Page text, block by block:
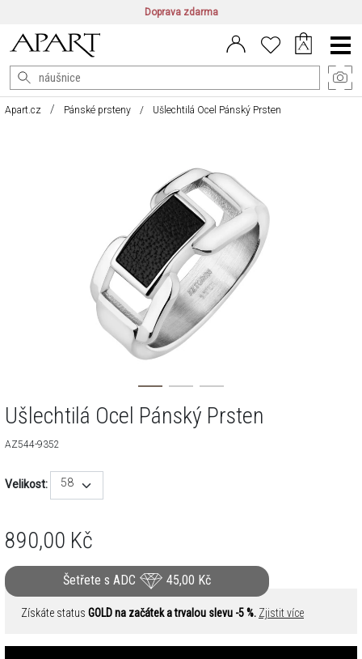
Doprava zdarma
CZ/CZK | EN/EUR PL/PLN
Main
Menu
Apart.cz Pánské prsteny Ušlechtilá Ocel Pánský Prsten
Ušlechtilá Ocel Pánský Prsten
AZ544-9352
Velikost: 58
890,00 Kč
Šetřete s ADC 45,00 Kč
Získáte status GOLD na začátek a trvalou slevu -5 %. Zjistit více